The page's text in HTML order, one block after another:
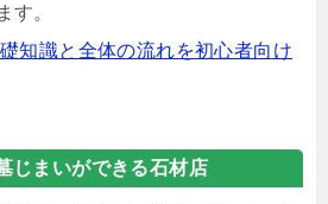
す。
知識と全体の流れを初心者向け
じまいができる石材店